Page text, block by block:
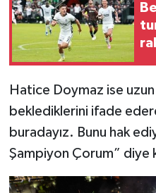
Hatice Doymaz ise uzun
beklediklerini ifade
buradayız. Bunu hak
Şampiyon Çorum” diye